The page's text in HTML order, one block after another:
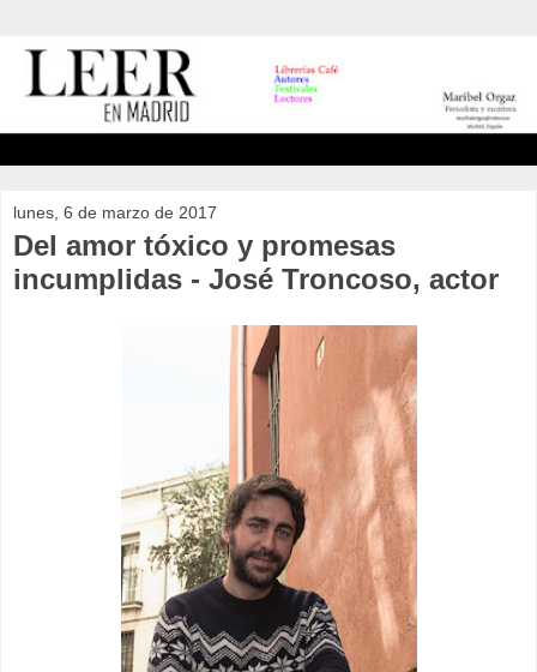
lunes, 6 de marzo de 2017
Del amor tóxico y promesas
incumplidas - José Troncoso, actor